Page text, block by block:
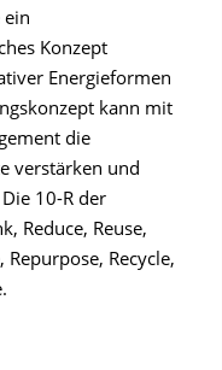
Konzept
Energieformen
kann mit
die
verstärken und
10-R der
Reduce, Reuse,
Recycle,